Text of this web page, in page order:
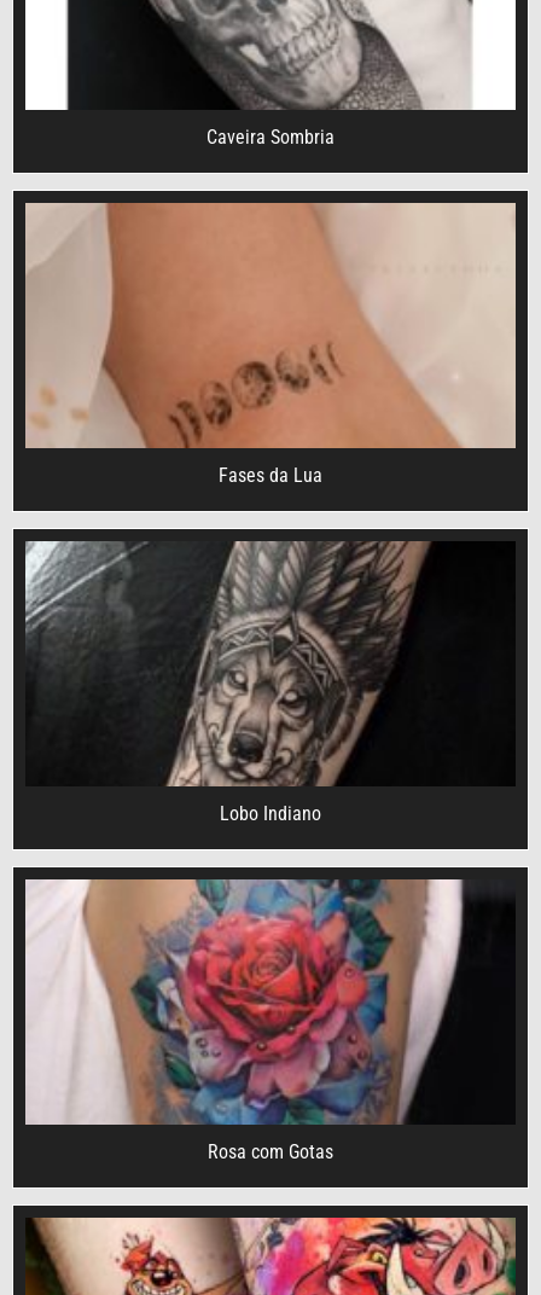
Caveira Sombria
Fases da Lua
Lobo Indiano
Rosa com Gotas